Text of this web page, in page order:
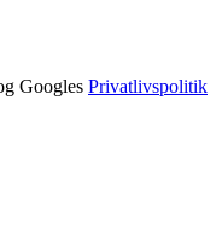
Googles Privatlivspolitik